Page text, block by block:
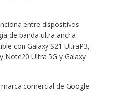
entre dispositivos
de banda ultra ancha
con Galaxy S21 UltraP3,
Note20 Ultra 5G y Galaxy
comercial de Google